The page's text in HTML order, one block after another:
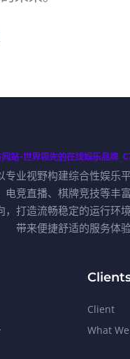
专业视野构建综合性娱乐
电竞直播、棋牌竞技等丰
，打造流畅稳定的运行环
带来便捷舒适的服务体验
Client
What